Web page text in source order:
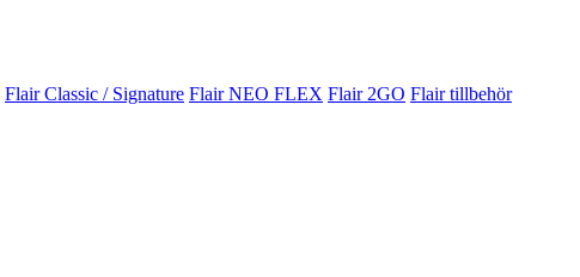
Flair Classic / Signature Flair NEO FLEX Flair 2GO Flair tillbehör